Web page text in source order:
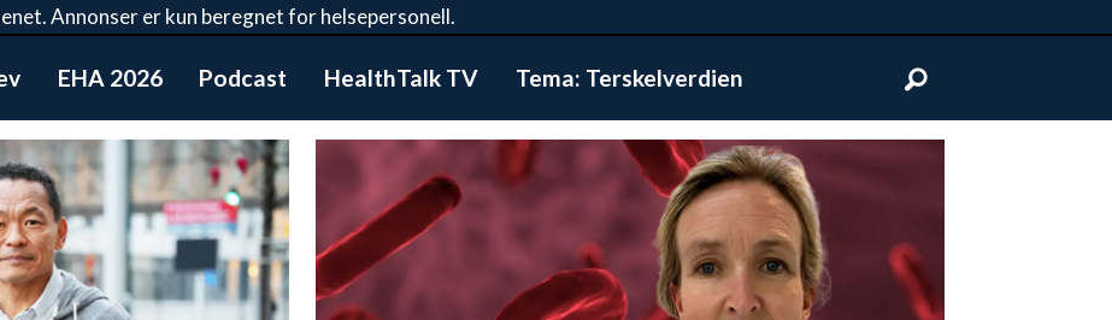
Annonser er kun beregnet for helsepersonell.
EHA 2026 Podcast HealthTalk TV Tema: Terskelverdien